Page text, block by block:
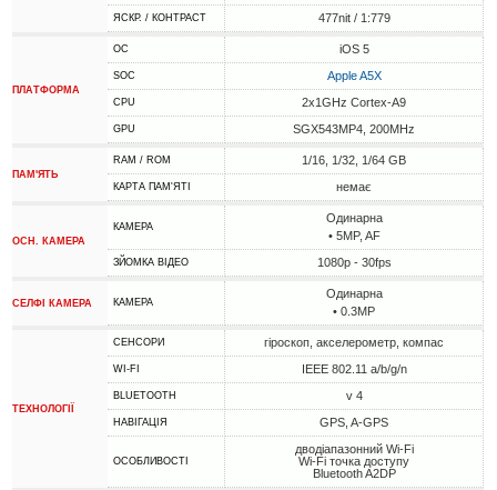
ЯСКР. / КОНТРАСТ 477nit / 1:779
ПЛАТФОРМА
ОС iOS 5
SOC Apple A5X
CPU 2x1GHz Cortex-A9
GPU SGX543MP4, 200MHz
ПАМ'ЯТЬ
RAM / ROM 1/16, 1/32, 1/64 GB
КАРТА ПАМ'ЯТІ немає
ОСН. КАМЕРА
КАМЕРА
Одинарна
• 5MP, AF
ЗЙОМКА ВІДЕО 1080p - 30fps
СЕЛФІ КАМЕРА КАМЕРА
Одинарна
• 0.3MP
ТЕХНОЛОГІЇ
СЕНСОРИ гіроскоп, акселерометр, компас
WI-FI IEEE 802.11 a/b/g/n
BLUETOOTH v 4
НАВІГАЦІЯ GPS, A-GPS
ОСОБЛИВОСТІ
дводіапазонний Wi-Fi
Wi-Fi точка доступу
Bluetooth A2DP